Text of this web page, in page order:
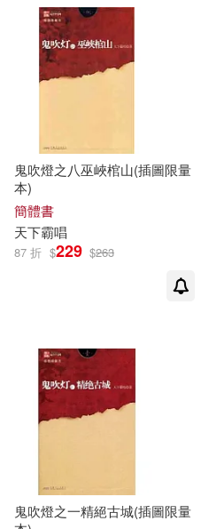
鬼吹燈之八巫峽棺山(插圖限量
本)
簡體書
天下霸唱
87 折 $229 $263
鬼吹燈之一精絕古城(插圖限量